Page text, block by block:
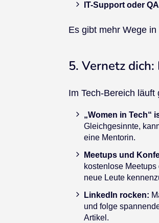
IT-Support oder QA
Es gibt mehr Wege
5. Vernetz
Im Tech-Bereich
„Women in Tech“
Gleichgesinnte,
eine Mentorin.
Meetups und
kostenlose
neue Leute
LinkedIn rocken:
und folge
Artikel.